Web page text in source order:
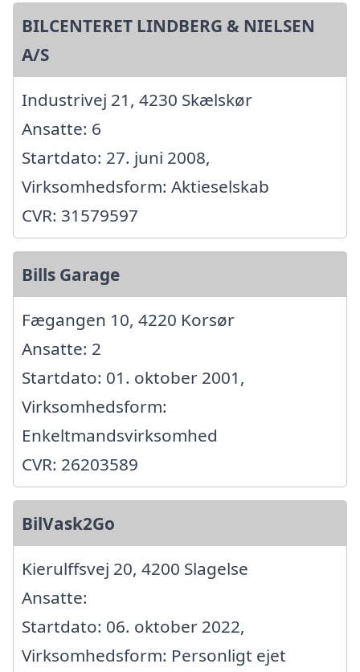
BILCENTERET LINDBERG & NIELSEN
A/S
Industrivej 21, 4230 Skælskør
Ansatte: 6
Startdato: 27. juni 2008,
Virksomhedsform: Aktieselskab
CVR: 31579597
Bills Garage
Fægangen 10, 4220 Korsør
Ansatte: 2
Startdato: 01. oktober 2001,
Virksomhedsform:
Enkeltmandsvirksomhed
CVR: 26203589
BilVask2Go
Kierulffsvej 20, 4200 Slagelse
Ansatte:
Startdato: 06. oktober 2022,
Virksomhedsform: Personligt ejet